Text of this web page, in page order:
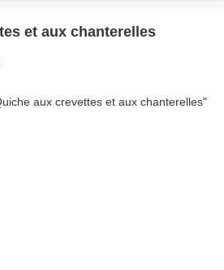
et aux chanterelles